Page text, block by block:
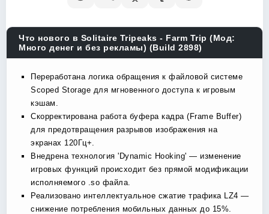
Что нового в Solitaire Tripeaks - Farm Trip (Мод:
Много денег и без рекламы) (Build 2898)
Переработана логика обращения к файловой системе
Scoped Storage для мгновенного доступа к игровым
кэшам.
Скорректирована работа буфера кадра (Frame Buffer)
для предотвращения разрывов изображения на
экранах 120Гц+.
Внедрена технология 'Dynamic Hooking' — изменение
игровых функций происходит без прямой модификации
исполняемого .so файла.
Реализовано интеллектуальное сжатие трафика LZ4 —
снижение потребления мобильных данных до 15%.